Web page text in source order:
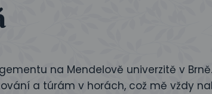
na Mendelově univerzitě v
a túrám v horách, což mě vždy